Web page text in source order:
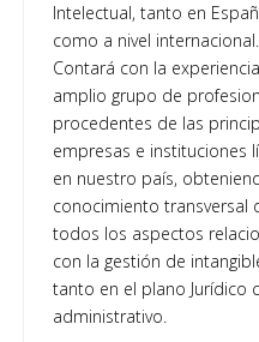
Intelectual, tanto en
como a nivel internacional.
Contará con la
amplio grupo de
procedentes de las
empresas e instituciones
en nuestro país,
conocimiento transversal
todos los aspectos
con la gestión de
tanto en el plano Jurídico
administrativo.